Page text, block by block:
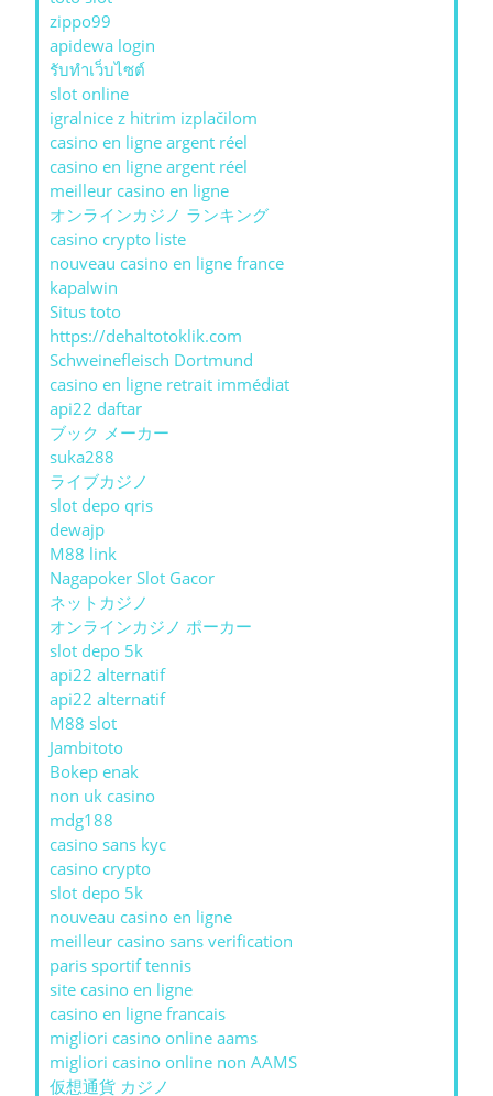
zippo99
apidewa login
รับทําเว็บไซต์
slot online
igralnice z hitrim izplačilom
casino en ligne argent réel
casino en ligne argent réel
meilleur casino en ligne
オンラインカジノ ランキング
casino crypto liste
nouveau casino en ligne france
kapalwin
Situs toto
https://dehaltotoklik.com
Schweinefleisch Dortmund
casino en ligne retrait immédiat
api22 daftar
ブック メーカー
suka288
ライブカジノ
slot depo qris
dewajp
M88 link
Nagapoker Slot Gacor
ネットカジノ
オンラインカジノ ポーカー
slot depo 5k
api22 alternatif
api22 alternatif
M88 slot
Jambitoto
Bokep enak
non uk casino
mdg188
casino sans kyc
casino crypto
slot depo 5k
nouveau casino en ligne
meilleur casino sans verification
paris sportif tennis
site casino en ligne
casino en ligne francais
migliori casino online aams
migliori casino online non AAMS
仮想通貨 カジノ